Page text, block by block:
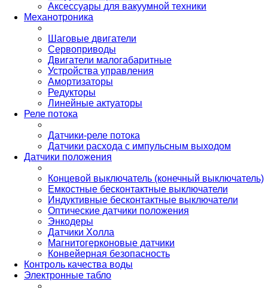
Аксессуары для вакуумной техники
Механотроника
Шаговые двигатели
Сервоприводы
Двигатели малогабаритные
Устройства управления
Амортизаторы
Редукторы
Линейные актуаторы
Реле потока
Датчики-реле потока
Датчики расхода с импульсным выходом
Датчики положения
Концевой выключатель (конечный выключатель)
Емкостные бесконтактные выключатели
Индуктивные бесконтактные выключатели
Оптические датчики положения
Энкодеры
Датчики Холла
Магнитогерконовые датчики
Конвейерная безопасность
Контроль качества воды
Электронные табло